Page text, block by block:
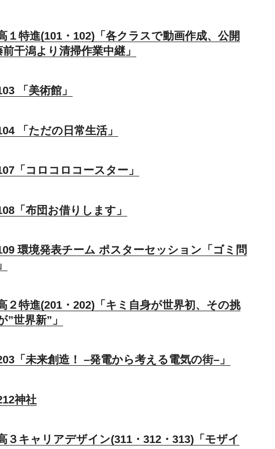
１特進(101・102)「各クラスで動画作成、公開
前干潟より清掃作業中継」
「美術館」
「ただの日常生活」
「コロコロコースター」
「布団お借りします」
環境発表チーム ポスターセッション「ゴミ問
２特進(201・202)「キミ自身が世界初、その挑
”世界新”」
「未来創造！ –発電から考える電気の街–」
神社
３キャリアデザイン(311・312・313)「モザイ